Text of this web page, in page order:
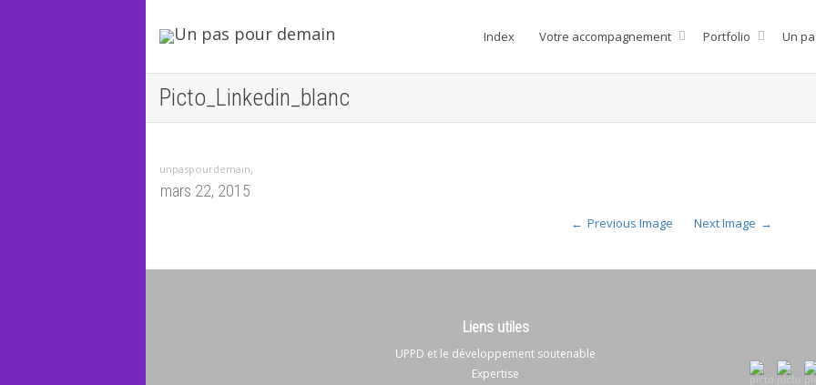
Index Votre accompagnement Portfolio Un
Picto_Linkedin_blanc
unpaspourdemain,
mars 22, 2015
Previous Image Next Image
Liens utiles
UPPD et le développement soutenable
Expertise